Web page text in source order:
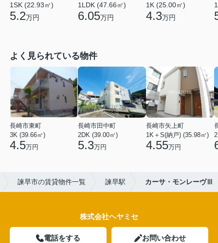
1SK (22.93㎡)
5.2万円
1LDK (47.66㎡)
6.05万円
1K (25.00㎡)
4.3万円
よく見られている物件
長崎市東町
3K (39.66㎡)
4.5万円
長崎市田中町
2DK (39.00㎡)
5.3万円
長崎市矢上町
1K＋S(納戸) (35.98㎡)
4.55万円
諫早市の賃貸物件一覧 諫早駅 カーサ・モンレーヴⅢ
株式会社ヘヤミセ
電話をする お問い合わせ